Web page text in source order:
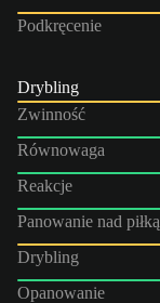
Podkręcenie
Drybling
Zwinność
Równowaga
Reakcje
Panowanie nad piłką
Drybling
Opanowanie